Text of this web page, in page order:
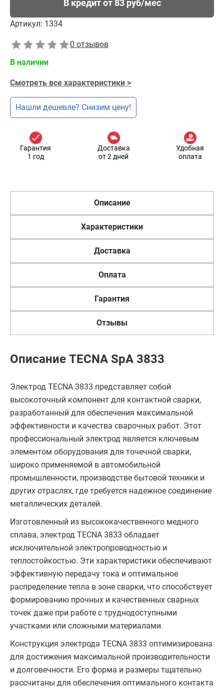
В кредит от 83 руб/мес
Артикул: 1334
0 отзывов
В наличии
Смотреть все характеристики >
Нашли дешевле? Снизим цену!
Гарантия
1 год
Доставка
от 2 дней
Удобная
оплата
Описание
Характеристики
Доставка
Оплата
Гарантия
Отзывы
Описание TECNA SpA 3833
Электрод TECNA 3833 представляет собой
высокоточный компонент для контактной сварки,
разработанный для обеспечения максимальной
эффективности и качества сварочных работ. Этот
профессиональный электрод является ключевым
элементом оборудования для точечной сварки,
широко применяемой в автомобильной
промышленности, производстве бытовой техники и
других отраслях, где требуется надежное соединение
металлических деталей.
Изготовленный из высококачественного медного
сплава, электрод TECNA 3833 обладает
исключительной электропроводностью и
теплостойкостью. Эти характеристики обеспечивают
эффективную передачу тока и оптимальное
распределение тепла в зоне сварки, что способствует
формированию прочных и качественных сварных
точек даже при работе с труднодоступными
участками или сложными материалами.
Конструкция электрода TECNA 3833 оптимизирована
для достижения максимальной производительности
и долговечности. Его форма и размеры тщательно
рассчитаны для обеспечения оптимального контакта